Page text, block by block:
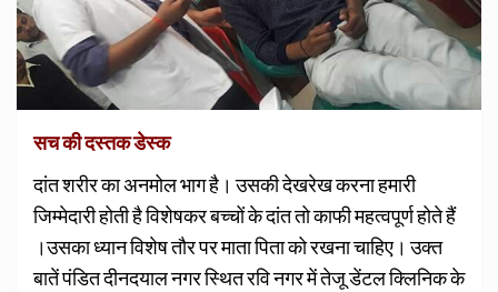
सच की दस्तक डेस्क
दांत शरीर का अनमोल भाग है। उसकी देखरेख करना हमारी
जिम्मेदारी होती है विशेषकर बच्चों के दांत तो काफी महत्वपूर्ण होते हैं
।उसका ध्यान विशेष तौर पर माता पिता को रखना चाहिए। उक्त
बातें पंडित दीनदयाल नगर स्थित रवि नगर में तेजू डेंटल क्लिनिक के